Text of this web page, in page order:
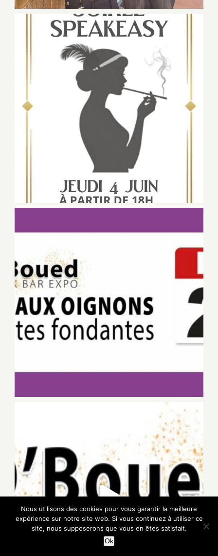
Nous utilisons des cookies pour vous garantir la meilleure
expérience sur notre site web. Si vous continuez à utiliser ce
site, nous supposerons que vous en êtes satisfait.
Ok